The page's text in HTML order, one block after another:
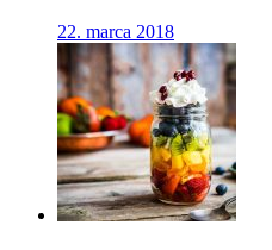
22. marca 2018